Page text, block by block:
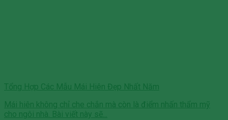
Tổng Hợp Các Mẫu Mái Hiên Đẹp Nhất Năm
Mái hiên không chỉ che chắn mà còn là điểm nhấn thẩm mỹ
cho ngôi nhà. Bài viết này sẽ...